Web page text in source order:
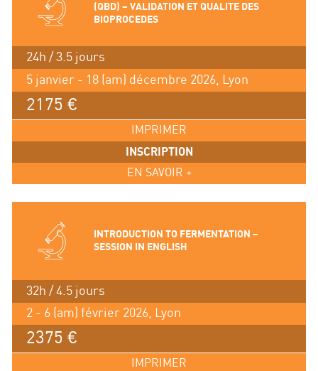
(QBD) – VALIDATION ET QUALITE DES
BIOPROCEDES
24h / 3.5 jours
5 janvier - 18 (am) décembre 2026, Lyon
2175 €
IMPRIMER
INSCRIPTION
EN SAVOIR +
INTRODUCTION TO FERMENTATION –
SESSION IN ENGLISH
32h / 4.5 jours
2 - 6 (am) février 2026, Lyon
2375 €
IMPRIMER